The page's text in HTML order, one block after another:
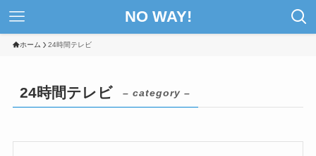
NO WAY!
ホーム 24時間テレビ
24時間テレビ – category –